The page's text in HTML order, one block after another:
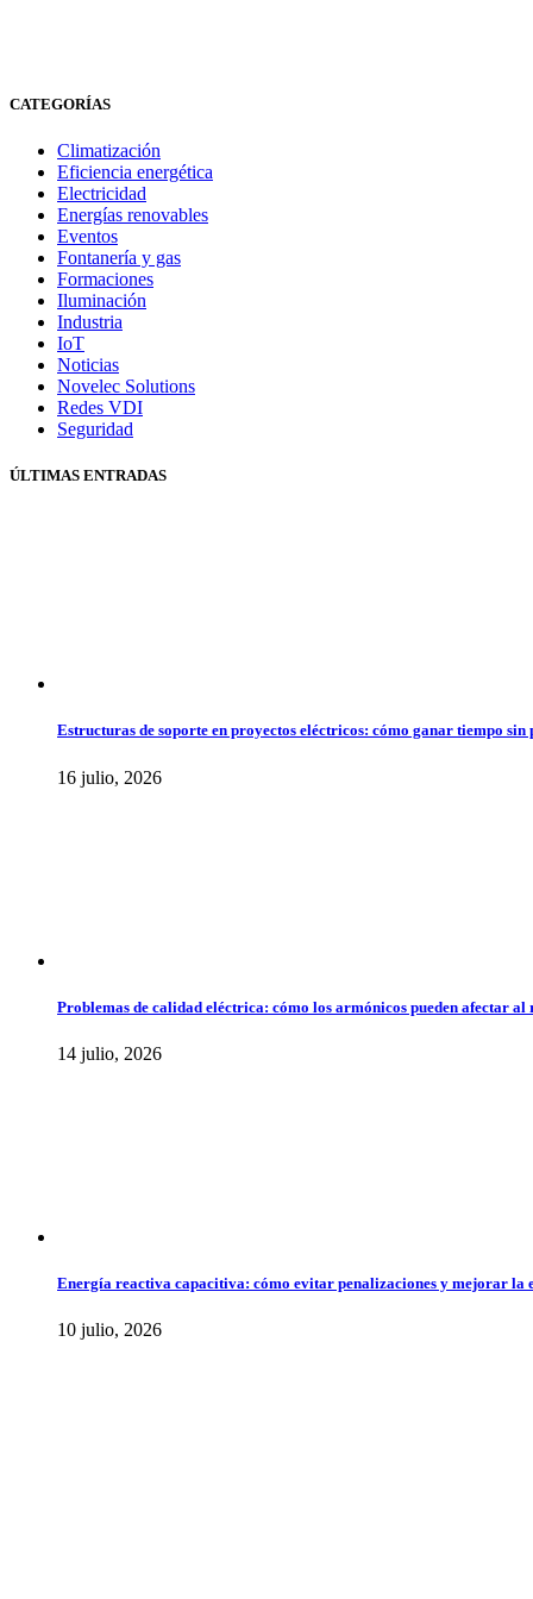
CATEGORÍAS
Climatización
Eficiencia energética
Electricidad
Energías renovables
Eventos
Fontanería y gas
Formaciones
Iluminación
Industria
IoT
Noticias
Novelec Solutions
Redes VDI
Seguridad
ÚLTIMAS ENTRADAS
Estructuras de soporte en proyectos eléctricos: cómo ganar tiempo
16 julio, 2026
Problemas de calidad eléctrica: cómo los armónicos pueden afectar
14 julio, 2026
Energía reactiva capacitiva: cómo evitar penalizaciones y mejorar la
10 julio, 2026